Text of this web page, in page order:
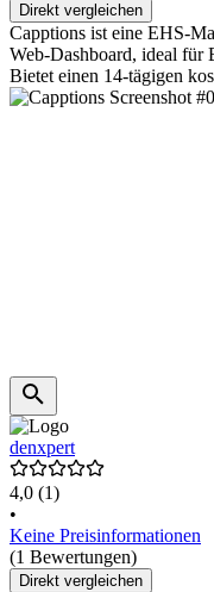
Direkt vergleichen
Capptions ist eine EHS-
Web-Dashboard, ideal
Bietet einen 14-tägigen
denxpert
4,0 (1)
•
Keine Preisinformationen
(1 Bewertungen)
Direkt vergleichen